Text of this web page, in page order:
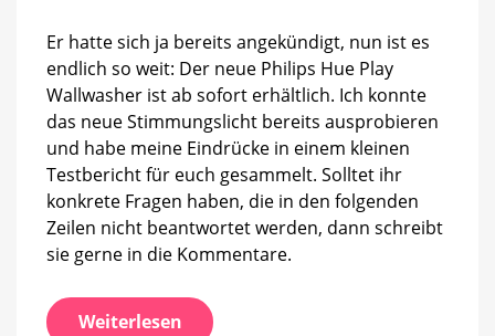
Er hatte sich ja bereits angekündigt, nun ist es
endlich so weit: Der neue Philips Hue Play
Wallwasher ist ab sofort erhältlich. Ich konnte
das neue Stimmungslicht bereits ausprobieren
und habe meine Eindrücke in einem kleinen
Testbericht für euch gesammelt. Solltet ihr
konkrete Fragen haben, die in den folgenden
Zeilen nicht beantwortet werden, dann schreibt
sie gerne in die Kommentare.
Weiterlesen